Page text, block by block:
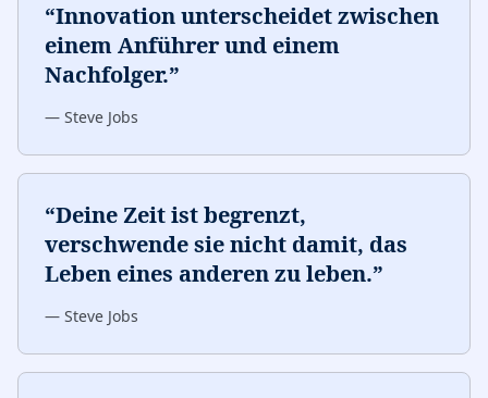
“Innovation unterscheidet zwischen
einem Anführer und einem
Nachfolger.”
— Steve Jobs
“Deine Zeit ist begrenzt,
verschwende sie nicht damit, das
Leben eines anderen zu leben.”
— Steve Jobs